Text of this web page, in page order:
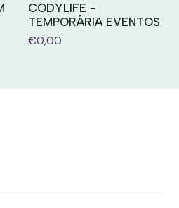
CODYLIFE -
TEMPORÁRIA EVENTOS
€0,00